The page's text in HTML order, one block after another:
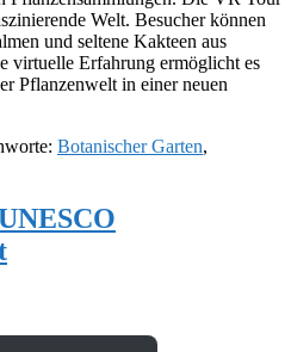
Welt. Besucher können
und seltene Kakteen aus
virtuelle Erfahrung ermöglicht es
Pflanzenwelt in einer neuen
Botanischer Garten,